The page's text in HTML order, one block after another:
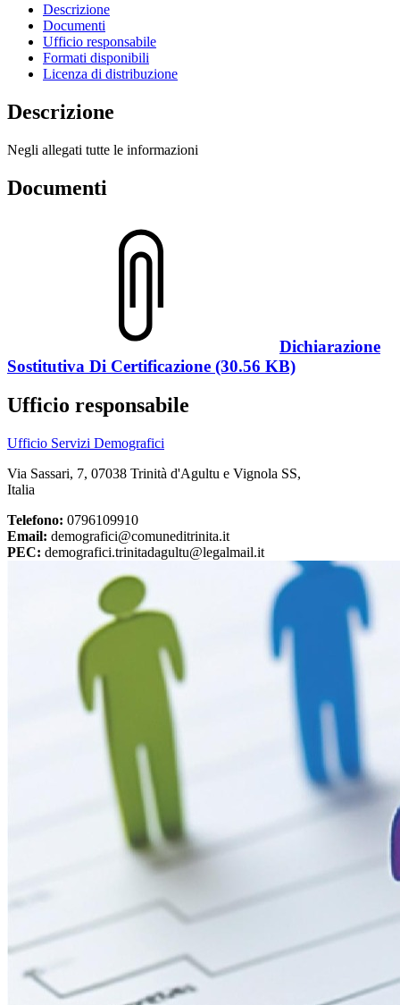
Descrizione
Documenti
Ufficio responsabile
Formati disponibili
Licenza di distribuzione
Descrizione
Negli allegati tutte le informazioni
Documenti
Dichiarazione
Sostitutiva Di Certificazione (30.56 KB)
Ufficio responsabile
Ufficio Servizi Demografici
Via Sassari, 7, 07038 Trinità d'Agultu e Vignola SS,
Italia
Telefono: 0796109910
Email: demografici@comuneditrinita.it
PEC: demografici.trinitadagultu@legalmail.it